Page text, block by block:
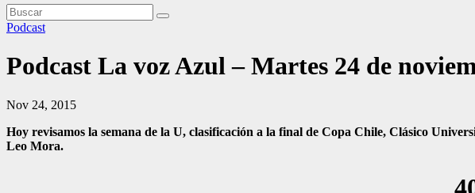
Podcast
Podcast La voz Azul – Martes 24 de
Nov 24, 2015
Hoy revisamos la semana de la U, clasificación a la final de Copa Chile, Clásico
Leo Mora.